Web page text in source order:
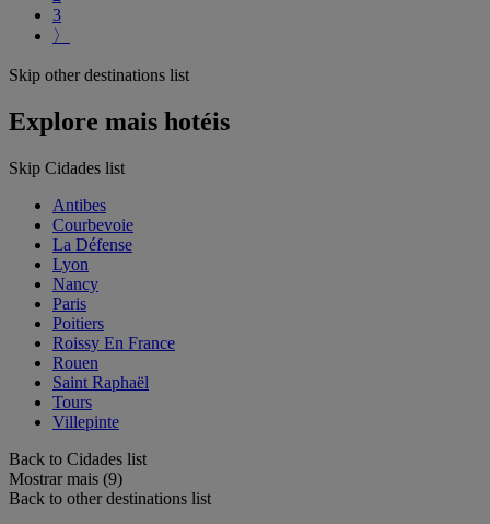
3
〉
Skip other destinations list
Explore mais hotéis
Skip Cidades list
Antibes
Courbevoie
La Défense
Lyon
Nancy
Paris
Poitiers
Roissy En France
Rouen
Saint Raphaël
Tours
Villepinte
Back to Cidades list
Mostrar mais (9)
Back to other destinations list